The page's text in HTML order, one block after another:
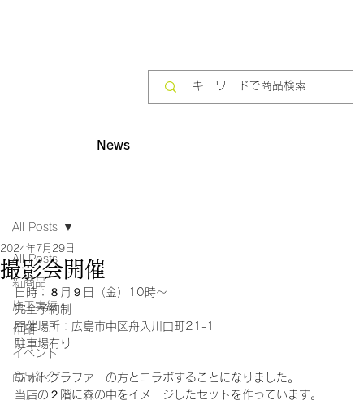
News
All Posts
新商品
施工実績
作品
イベント
商品紹介
All Posts
撮影会開催
2024年7月29日
日時：８月９日（金）10時〜
完全予約制
開催場所：広島市中区舟入川口町21-1
駐車場有り
フォトグラファーの方とコラボすることになりました。
当店の２階に森の中をイメージしたセットを作っています。